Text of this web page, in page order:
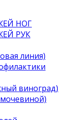
НОГ
РУК
линия)
виноград)